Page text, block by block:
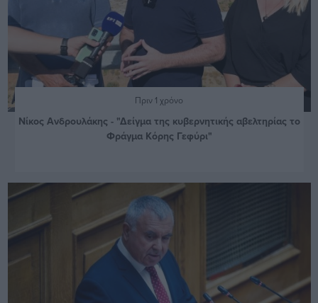
Πριν 1 χρόνο
Νίκος Ανδρουλάκης - "Δείγμα της κυβερνητικής αβελτηρίας το
Φράγμα Κόρης Γεφύρι"